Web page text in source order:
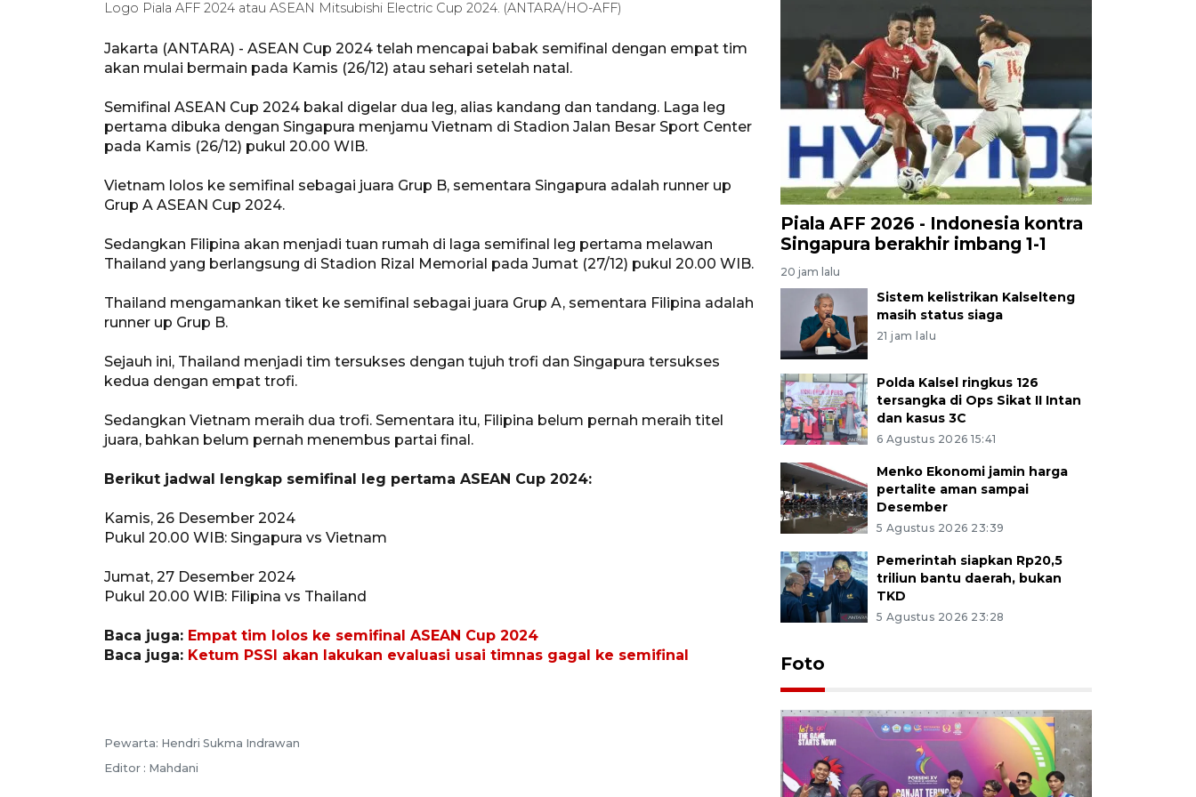
Logo Piala AFF 2024 atau ASEAN Mitsubishi Electric Cup 2024. (ANTARA/HO-AFF)
Jakarta (ANTARA) - ASEAN Cup 2024 telah mencapai babak semifinal dengan empat tim
akan mulai bermain pada Kamis (26/12) atau sehari setelah natal.
Semifinal ASEAN Cup 2024 bakal digelar dua leg, alias kandang dan tandang. Laga leg
pertama dibuka dengan Singapura menjamu Vietnam di Stadion Jalan Besar Sport Center
pada Kamis (26/12) pukul 20.00 WIB.
Vietnam lolos ke semifinal sebagai juara Grup B, sementara Singapura adalah runner up
Grup A ASEAN Cup 2024.
Sedangkan Filipina akan menjadi tuan rumah di laga semifinal leg pertama melawan
Thailand yang berlangsung di Stadion Rizal Memorial pada Jumat (27/12) pukul 20.00 WIB.
Thailand mengamankan tiket ke semifinal sebagai juara Grup A, sementara Filipina adalah
runner up Grup B.
Sejauh ini, Thailand menjadi tim tersukses dengan tujuh trofi dan Singapura tersukses
kedua dengan empat trofi.
Sedangkan Vietnam meraih dua trofi. Sementara itu, Filipina belum pernah meraih titel
juara, bahkan belum pernah menembus partai final.
Berikut jadwal lengkap semifinal leg pertama ASEAN Cup 2024:
Kamis, 26 Desember 2024
Pukul 20.00 WIB: Singapura vs Vietnam
Jumat, 27 Desember 2024
Pukul 20.00 WIB: Filipina vs Thailand
Baca juga: Empat tim lolos ke semifinal ASEAN Cup 2024
Baca juga: Ketum PSSI akan lakukan evaluasi usai timnas gagal ke semifinal
Pewarta: Hendri Sukma Indrawan
Editor : Mahdani
Piala AFF 2026 - Indonesia kontra
Singapura berakhir imbang 1-1
20 jam lalu
Sistem kelistrikan Kalselteng
masih status siaga
21 jam lalu
Polda Kalsel ringkus 126
tersangka di Ops Sikat II Intan
dan kasus 3C
6 Agustus 2026 15:41
Menko Ekonomi jamin harga
pertalite aman sampai
Desember
5 Agustus 2026 23:39
Pemerintah siapkan Rp20,5
triliun bantu daerah, bukan
TKD
5 Agustus 2026 23:28
Foto